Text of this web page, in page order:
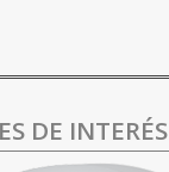
DE INTERÉS